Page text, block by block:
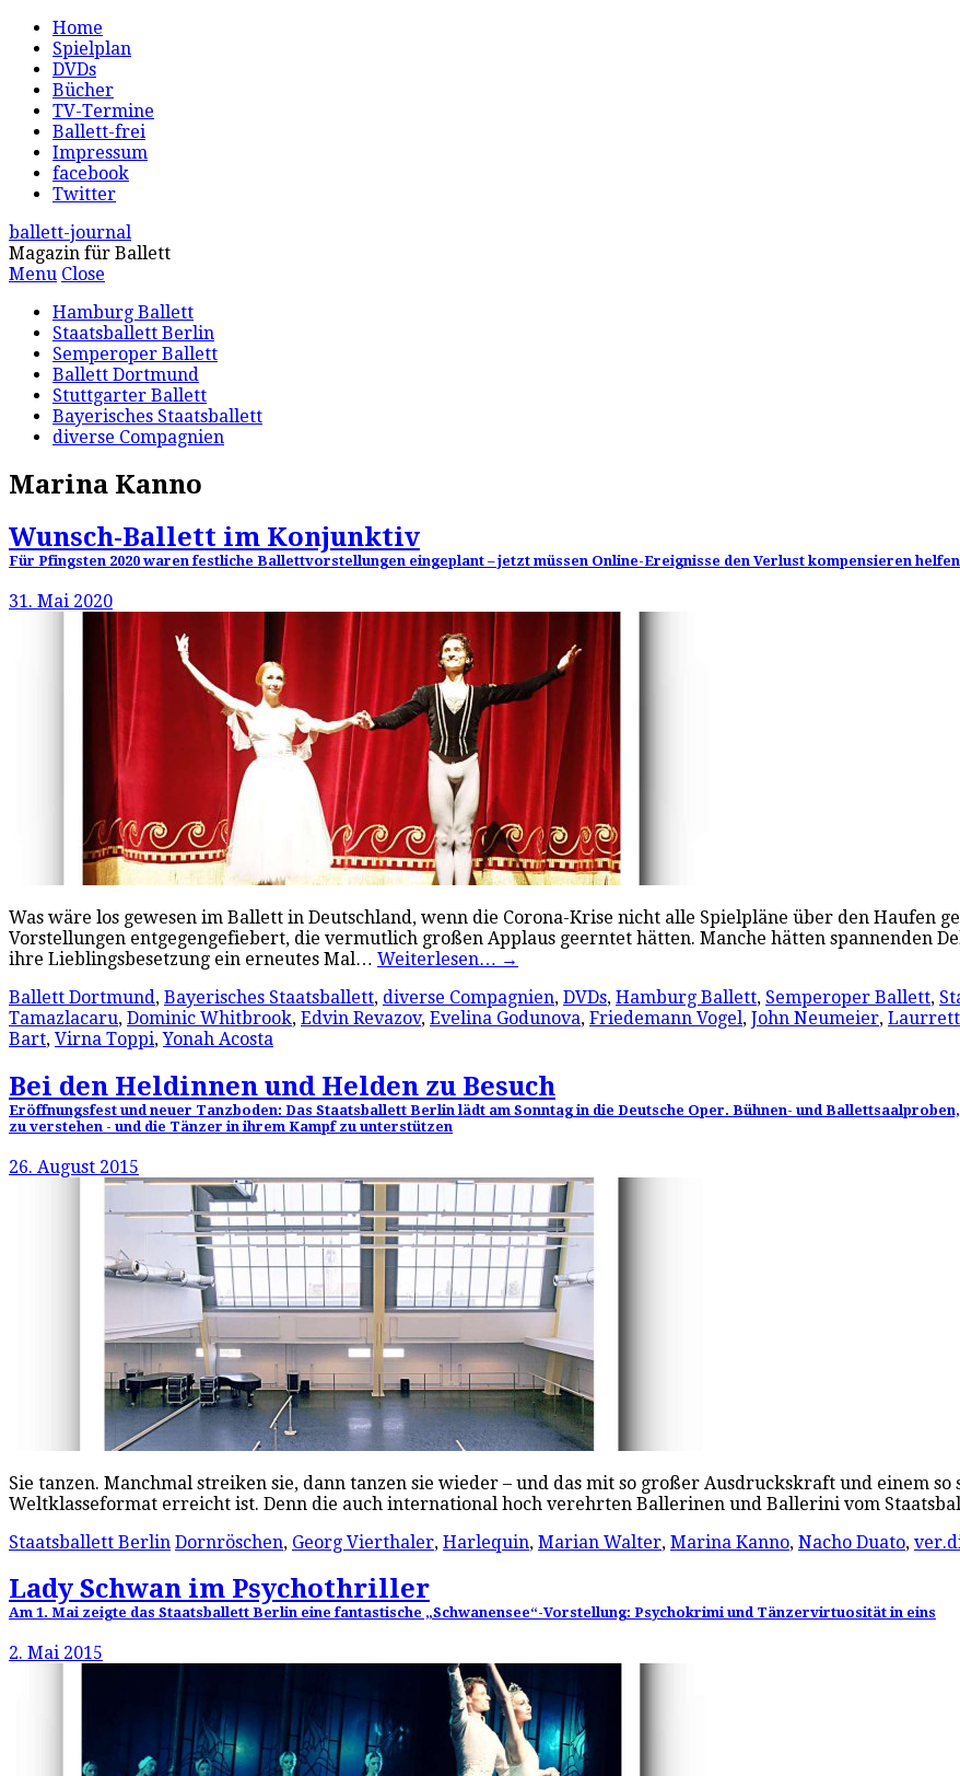
Home
Spielplan
DVDs
Bücher
TV-Termine
Ballett-frei
Impressum
facebook
Twitter
ballett-journal
Magazin für Ballett
Menu Close
Hamburg Ballett
Staatsballett Berlin
Semperoper Ballett
Ballett Dortmund
Stuttgarter Ballett
Bayerisches Staatsballett
diverse Compagnien
Marina Kanno
Wunsch-Ballett im Konjunktiv
Für Pfingsten 2020 waren festliche Ballettvorstellungen eingeplant – jetzt müssen Online-Ereignisse den Verlust kompensieren helfen
31. Mai 2020
Was wäre los gewesen im Ballett in Deutschland, wenn die Corona-Krise nicht alle Spielpläne über den Haufen
Vorstellungen entgegengefiebert, die vermutlich großen Applaus geerntet hätten. Manche hätten spannenden
ihre Lieblingsbesetzung ein erneutes Mal… Weiterlesen… →
Ballett Dortmund, Bayerisches Staatsballett, diverse Compagnien, DVDs, Hamburg Ballett, Semperoper Ballett,
Tamazlacaru, Dominic Whitbrook, Edvin Revazov, Evelina Godunova, Friedemann Vogel, John Neumeier,
Bart, Virna Toppi,Yonah Acosta
Bei den Heldinnen und Helden zu Besuch
Eröffnungsfest und neuer Tanzboden: Das Staatsballett Berlin lädt am Sonntag in die Deutsche Oper. Bühnen- und
zu verstehen - und die Tänzer in ihrem Kampf zu unterstützen
26. August 2015
Sie tanzen. Manchmal streiken sie, dann tanzen sie wieder – und das mit so großer Ausdruckskraft und einem
Weltklasseformat erreicht ist. Denn die auch international hoch verehrten Ballerinen und Ballerini vom
Staatsballett Berlin Dornröschen, Georg Vierthaler, Harlequin, Marian Walter, Marina Kanno, Nacho Duato,
Lady Schwan im Psychothriller
Am 1. Mai zeigte das Staatsballett Berlin eine fantastische „Schwanensee“-Vorstellung: Psychokrimi und Tänzervirtuosität in eins
2. Mai 2015